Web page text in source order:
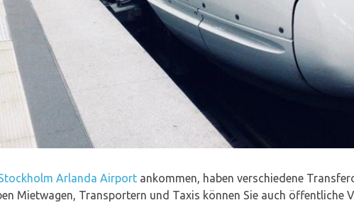
Arlanda Airport ankommen, haben verschiedene
Mietwagen, Transportern und Taxis können Sie auch öffentliche